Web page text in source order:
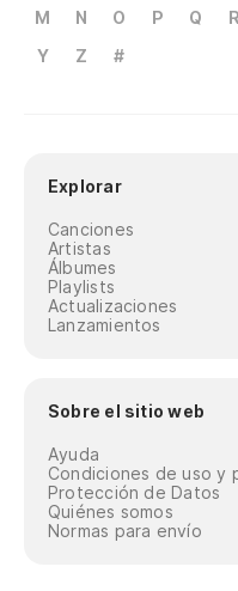
M
N O P Q R
Y
Z #
Explorar
Canciones
Artistas
Álbumes
Playlists
Actualizaciones
Lanzamientos
Sobre el sitio web
Ayuda
Condiciones de uso y
Protección de Datos
Quiénes somos
Normas para envío